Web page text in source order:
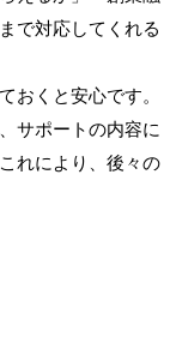
で対応してくれる
おくと安心です。
サポートの内容に
れにより、後々の